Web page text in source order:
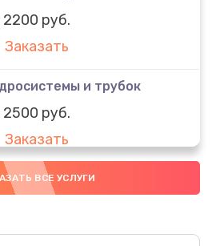
2200 руб.
Заказать
и трубок
2500 руб.
Заказать
программная настройка
Заказать
ВСЕ УСЛУГИ